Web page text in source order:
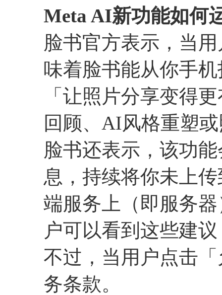
Meta AI新功能如何
脸书官方表示，当
味着脸书能从你手
「让照片分享变得
回顾、AI风格重塑
脸书还表示，该功
息，持续将你未上
端服务上（即服务
户可以看到这些建
不过，当用户点击
务条款。